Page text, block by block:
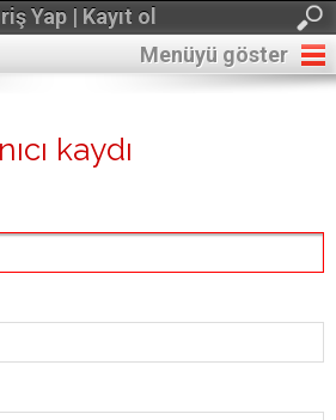
Yap | Kayıt ol
Menüyü göster
kaydı